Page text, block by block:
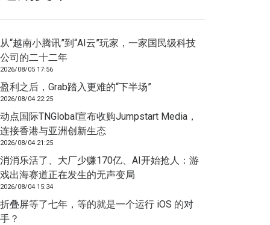
从“越南小腾讯”到“AI云”玩家，一家国民级科技
公司的二十二年
2026/08/05 17:56
盈利之后，Grab踏入更难的“下半场”
2026/08/04 22:25
动点国际TNGlobal宣布收购Jumpstart Media，
连接香港与亚洲创新生态
2026/08/04 21:25
消消乐活了、大厂少赚170亿、AI开始抢人：游
戏出海赛道正在发生的无声变局
2026/08/04 15:34
折叠屏等了七年，等的就是一个运行 iOS 的对
手？